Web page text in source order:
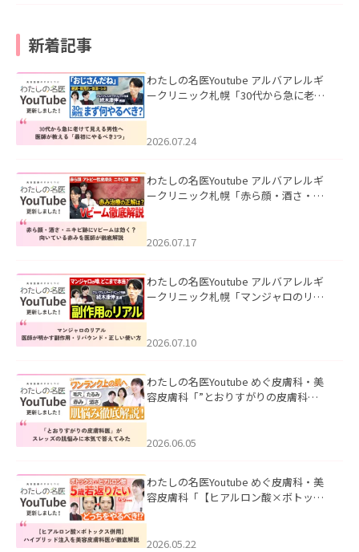
新着記事
わたしの名医Youtube アルバアレルギ
ークリニック札幌「30代から急に老け
た。
2026.07.24
わたしの名医Youtube アルバアレルギ
ークリニック札幌「赤ら顔・酒さ・ニ
した。
2026.07.17
わたしの名医Youtube アルバアレルギ
ークリニック札幌「マンジャロのリア
た。
2026.07.10
わたしの名医Youtube めぐ皮膚科・美
容皮膚科「”とおりすがりの皮膚科
2026.06.05
わたしの名医Youtube めぐ皮膚科・美
容皮膚科「【ヒアルロン酸×ボトック
た。
2026.05.22